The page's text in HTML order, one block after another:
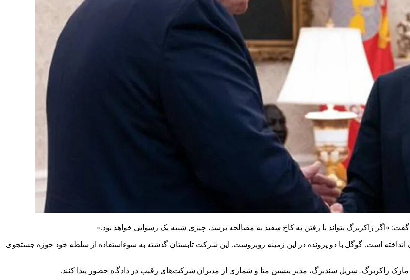
«اگر زاکربرگ بتواند با رفتن به کاخ سفید به مصالحه برسد، چیزی شبیه یک رسوایی خواهد بود.»
انداخته است. گوگل با دو پرونده در این زمینه روبروست. این شرکت تابستان گذشته به سوءاستفاده از سلطه خود حوزه جستجوی
زاکربرگ، شریل سندبرگ، مدیر پیشین متا و شماری از مدیران شرکت‌های رقیب در دادگاه حضور پیدا کنند.